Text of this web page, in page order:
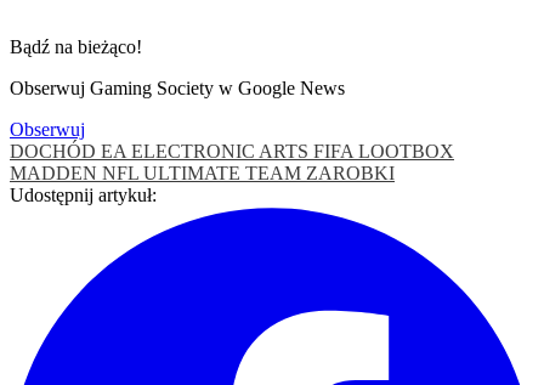
Bądź na bieżąco!
Obserwuj Gaming Society w Google News
Obserwuj
DOCHÓD EA ELECTRONIC ARTS FIFA LOOTBOX
MADDEN NFL ULTIMATE TEAM ZAROBKI
Udostępnij artykuł: